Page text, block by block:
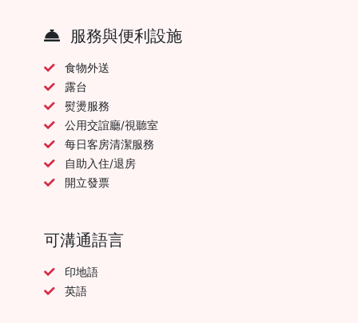
服務與便利設施
食物外送
露台
熨燙服務
公用交誼廳/視聽室
每日客房清潔服務
自助入住/退房
開立發票
可溝通語言
印地語
英語